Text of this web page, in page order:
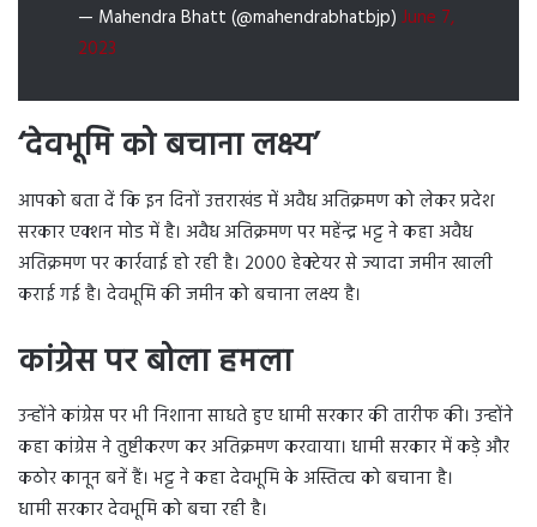
— Mahendra Bhatt (@mahendrabhatbjp) June 7,
2023
‘देवभूमि को बचाना लक्ष्य’
आपको बता दें कि इन दिनों उत्तराखंड में अवैध अतिक्रमण को लेकर प्रदेश
सरकार एक्शन मोड में है। अवैध अतिक्रमण पर महेंन्द्र भट्ट ने कहा अवैध
अतिक्रमण पर कार्रवाई हो रही है। 2000 हेक्टेयर से ज्यादा जमीन खाली
कराई गई है। देवभूमि की जमीन को बचाना लक्ष्य है।
कांग्रेस पर बोला हमला
उन्होंने कांग्रेस पर भी निशाना साधते हुए धामी सरकार की तारीफ की। उन्होंने
कहा कांग्रेस ने तुष्टीकरण कर अतिक्रमण करवाया। धामी सरकार में कड़े और
कठोर कानून बनें हैं। भट्ट ने कहा देवभूमि के अस्तित्व को बचाना है।
धामी सरकार देवभूमि को बचा रही है।